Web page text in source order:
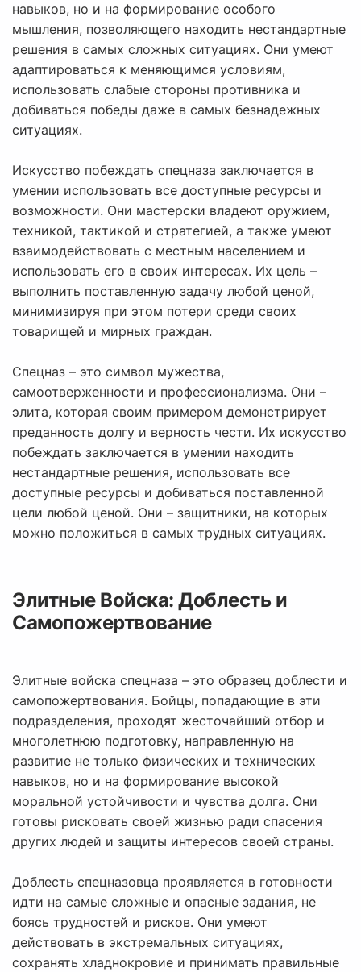
навыков, но и на формирование особого
мышления, позволяющего находить нестандартные
решения в самых сложных ситуациях. Они умеют
адаптироваться к меняющимся условиям,
использовать слабые стороны противника и
добиваться победы даже в самых безнадежных
ситуациях.
Искусство побеждать спецназа заключается в
умении использовать все доступные ресурсы и
возможности. Они мастерски владеют оружием,
техникой, тактикой и стратегией, а также умеют
взаимодействовать с местным населением и
использовать его в своих интересах. Их цель –
выполнить поставленную задачу любой ценой,
минимизируя при этом потери среди своих
товарищей и мирных граждан.
Спецназ – это символ мужества,
самоотверженности и профессионализма. Они –
элита, которая своим примером демонстрирует
преданность долгу и верность чести. Их искусство
побеждать заключается в умении находить
нестандартные решения, использовать все
доступные ресурсы и добиваться поставленной
цели любой ценой. Они – защитники, на которых
можно положиться в самых трудных ситуациях.
Элитные Войска: Доблесть и
Самопожертвование
Элитные войска спецназа – это образец доблести и
самопожертвования. Бойцы, попадающие в эти
подразделения, проходят жесточайший отбор и
многолетнюю подготовку, направленную на
развитие не только физических и технических
навыков, но и на формирование высокой
моральной устойчивости и чувства долга. Они
готовы рисковать своей жизнью ради спасения
других людей и защиты интересов своей страны.
Доблесть спецназовца проявляется в готовности
идти на самые сложные и опасные задания, не
боясь трудностей и рисков. Они умеют
действовать в экстремальных ситуациях,
сохранять хладнокровие и принимать правильные